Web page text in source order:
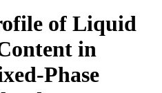
of Liquid
in
Phase